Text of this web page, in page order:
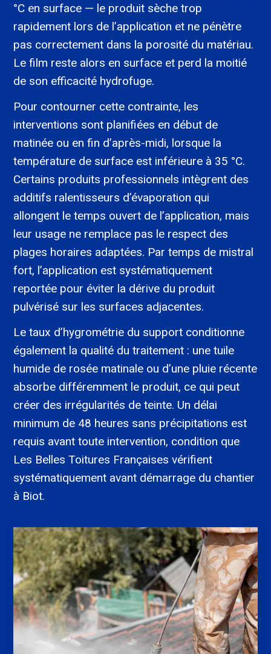
°C en surface — le produit sèche trop
rapidement lors de l’application et ne pénètre
pas correctement dans la porosité du matériau.
Le film reste alors en surface et perd la moitié
de son efficacité hydrofuge.
Pour contourner cette contrainte, les
interventions sont planifiées en début de
matinée ou en fin d’après-midi, lorsque la
température de surface est inférieure à 35 °C.
Certains produits professionnels intègrent des
additifs ralentisseurs d’évaporation qui
allongent le temps ouvert de l’application, mais
leur usage ne remplace pas le respect des
plages horaires adaptées. Par temps de mistral
fort, l’application est systématiquement
reportée pour éviter la dérive du produit
pulvérisé sur les surfaces adjacentes.
Le taux d’hygrométrie du support conditionne
également la qualité du traitement : une tuile
humide de rosée matinale ou d’une pluie récente
absorbe différemment le produit, ce qui peut
créer des irrégularités de teinte. Un délai
minimum de 48 heures sans précipitations est
requis avant toute intervention, condition que
Les Belles Toitures Françaises vérifient
systématiquement avant démarrage du chantier
à Biot.